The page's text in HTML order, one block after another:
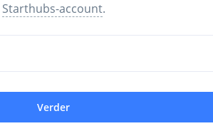
Starthubs-account.
Verder